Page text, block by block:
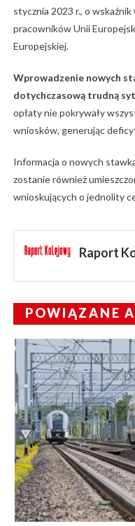
stycznia 2023 r., o
pracowników Unii
Europejskiej.
Wprowadzenie nowych
dotychczasową trudną
opłaty nie pokrywały
wniosków, generując
Informacja o nowych
zostanie również
wnioskujących o jednolity
Raport
POWIĄZANE